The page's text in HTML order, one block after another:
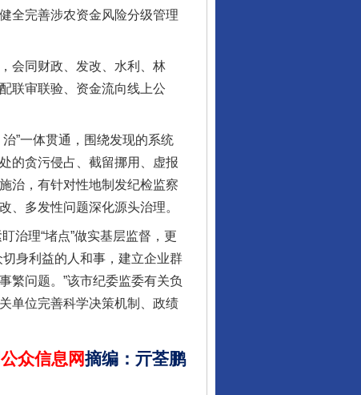
全完善涉农资金风险分级管理
会同财政、发改、水利、林
联审联验、资金流向线上公
”一体贯通，围绕发现的系统
的贪污侵占、截留挪用、虚报
治，有针对性地制发纪检监察
、多发性问题深化源头治理。
理“堵点”做实基层监督，更
身利益的人和事，建立企业群
繁问题。”该市纪委监委有关负
单位完善科学决策机制、政绩
众信息网摘编 ： 亓荃鹏
让核能赋能千行百业